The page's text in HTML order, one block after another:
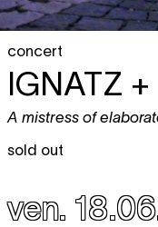
concert
IGNATZ
A mistress of
sold out
ven.